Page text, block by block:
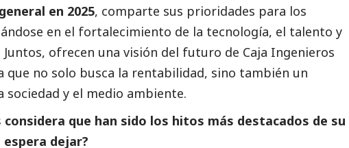
en 2025, comparte sus prioridades para los
en el fortalecimiento de la tecnología, el talento y
Juntos, ofrecen una visión del futuro de Caja Ingenieros
que no solo busca la rentabilidad, sino también un
y el medio ambiente.
considera que han sido los hitos más destacados de su
dejar?